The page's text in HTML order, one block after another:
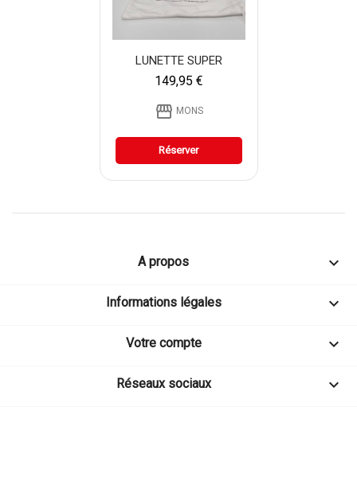
LUNETTE SUPER
149,95 €
storefront MONS
Réserver
A propos 
Informations légales 
Votre compte 
Réseaux sociaux 